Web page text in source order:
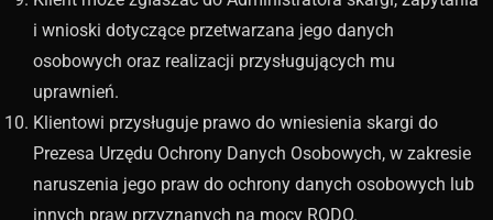
i wnioski dotyczące przetwarzana jego danych
osobowych oraz realizacji przysługujących mu
uprawnień.
Klientowi przysługuje prawo do wniesienia skargi do
Prezesa Urzędu Ochrony Danych Osobowych, w zakresie
naruszenia jego praw do ochrony danych osobowych lub
innych praw przyznanych na mocy RODO.